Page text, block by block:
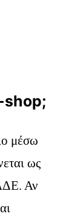
shop;
μέσω
ως
Αν